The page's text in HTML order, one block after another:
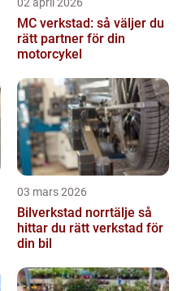
MC verkstad: så väljer du
rätt partner för din
motorcykel
03 mars 2026
Bilverkstad norrtälje så
hittar du rätt verkstad för
din bil